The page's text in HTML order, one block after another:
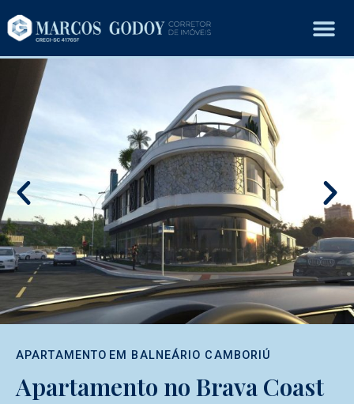
APARTAMENTO EM BALNEÁRIO CAMBORIÚ
Apartamento no Brava Coast